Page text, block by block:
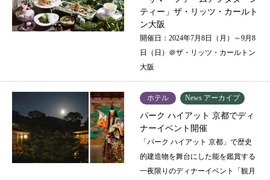
ティー」ザ・リッツ・カールト
ン大阪
開催日：2024年7月8日（月）～9月8
日（日）＠ザ・リッツ・カールトン
大阪
ホテル News アーカイブ
パーク ハイアット 京都でディ
ナーイベント開催
「パーク ハイアット 京都」で歴史
的建造物を舞台にした能を鑑賞する
一夜限りのディナーイベント「観月